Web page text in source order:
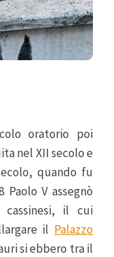
oratorio poi
nel XII secolo e
quando fu
V assegnò
il cui
il Palazzo
si ebbero tra il